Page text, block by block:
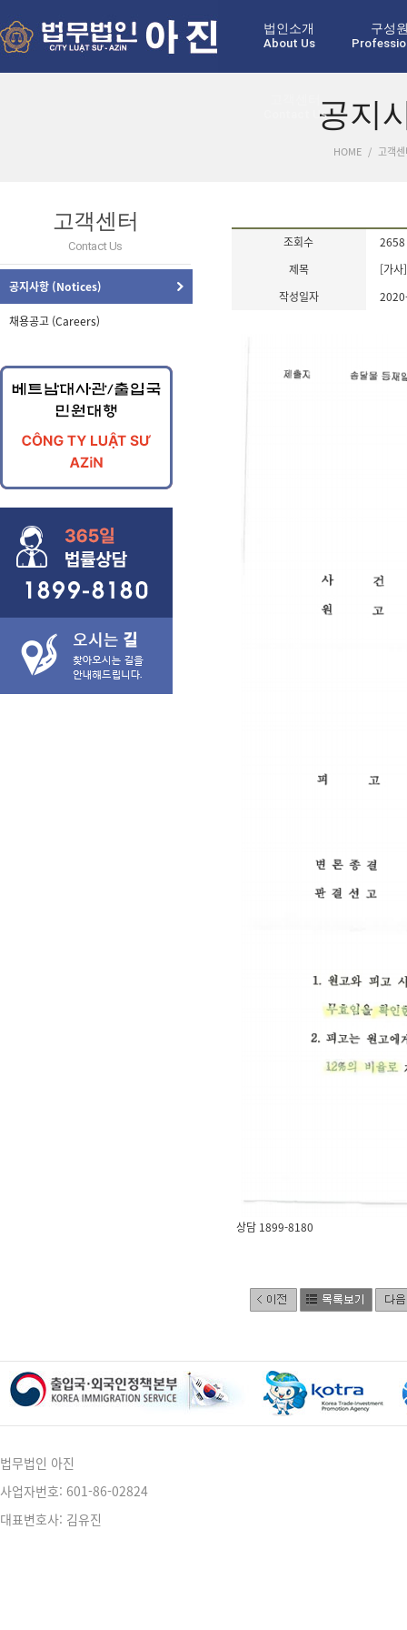
법인소개
About Us
구성
Contact Us공지
HOME / 고객
고객센터
Contact Us
공지사항 (Notices)
채용공고 (Careers)
조회수
2658
제목
[가사
작성일자
상담 1899-8180
법무법인 아진
사업자번호: 601-86-02824
대표변호사: 김유진